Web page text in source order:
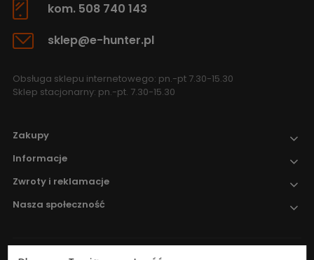
kom. 508 740 143
sklep@e-hunter.pl
Obsługa sklepu internetowego: pn.-pt 7.30-15.30
Sklep stacjonarny: pn.-pt. 7.30-15.30
Zakupy
Informacje
Zwroty i reklamacje
Nasza społeczność